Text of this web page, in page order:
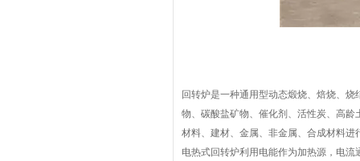
回转炉是一种通用型动态煅烧、焙烧、
物、碳酸盐矿物、催化剂、活性炭、高
材料、建材、金属、非金属、合成材料进
电热式回转炉利用电能作为加热源，电